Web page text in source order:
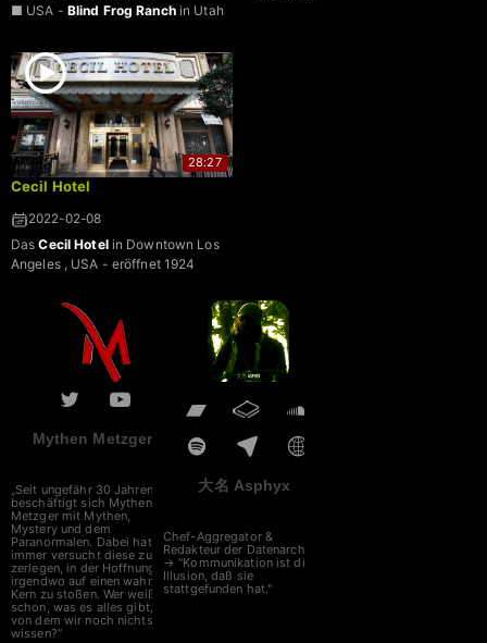
■ USA - Blind Frog Ranchin Utah
28:27
Cecil Hotel
2022-02-08
DasCecil Hotelin Downtown Los
Angeles , USA - eröffnet 1924
Mythen Metzger
„Seit ungefähr 30 Jahren
beschäftigt sich Mythen
Metzger mit Mythen,
Mystery und dem
Paranormalen. Dabei hat er
immer versucht diese zu
zerlegen, in der Hoffnung
irgendwo auf einen wahren
Kern zu stoßen. Wer weiß
schon, was es alles gibt,
von dem wir noch nichts
wissen?“
大名 Asphyx
Chef-Aggregator &
Redakteur der Datenarche
→ "Kommunikation ist die
Illusion, daß sie
stattgefunden hat."